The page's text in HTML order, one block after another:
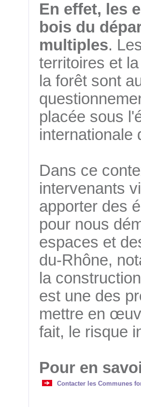
En effet, les
bois du
multiples.
territoires et
la forêt sont
placée sous
internationale
Dans ce
intervenants
apporter des
pour nous
espaces et
du-Rhône,
la
est une des
mettre en
fait, le risque
Pour en
Contacter les Communes